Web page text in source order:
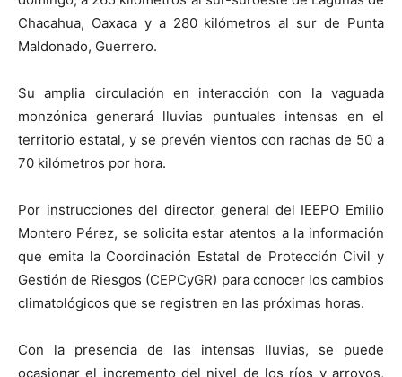
Chacahua, Oaxaca y a 280 kilómetros al sur de Punta
Maldonado, Guerrero.
Su amplia circulación en interacción con la vaguada
monzónica generará lluvias puntuales intensas en el
territorio estatal, y se prevén vientos con rachas de 50 a
70 kilómetros por hora.
Por instrucciones del director general del IEEPO Emilio
Montero Pérez, se solicita estar atentos a la información
que emita la Coordinación Estatal de Protección Civil y
Gestión de Riesgos (CEPCyGR) para conocer los cambios
climatológicos que se registren en las próximas horas.
Con la presencia de las intensas lluvias, se puede
ocasionar el incremento del nivel de los ríos y arroyos,